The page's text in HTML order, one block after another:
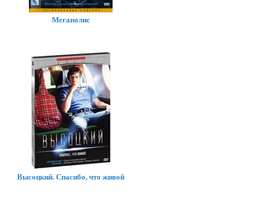
Мегаполис
Высоцкий. Спасибо, что живой